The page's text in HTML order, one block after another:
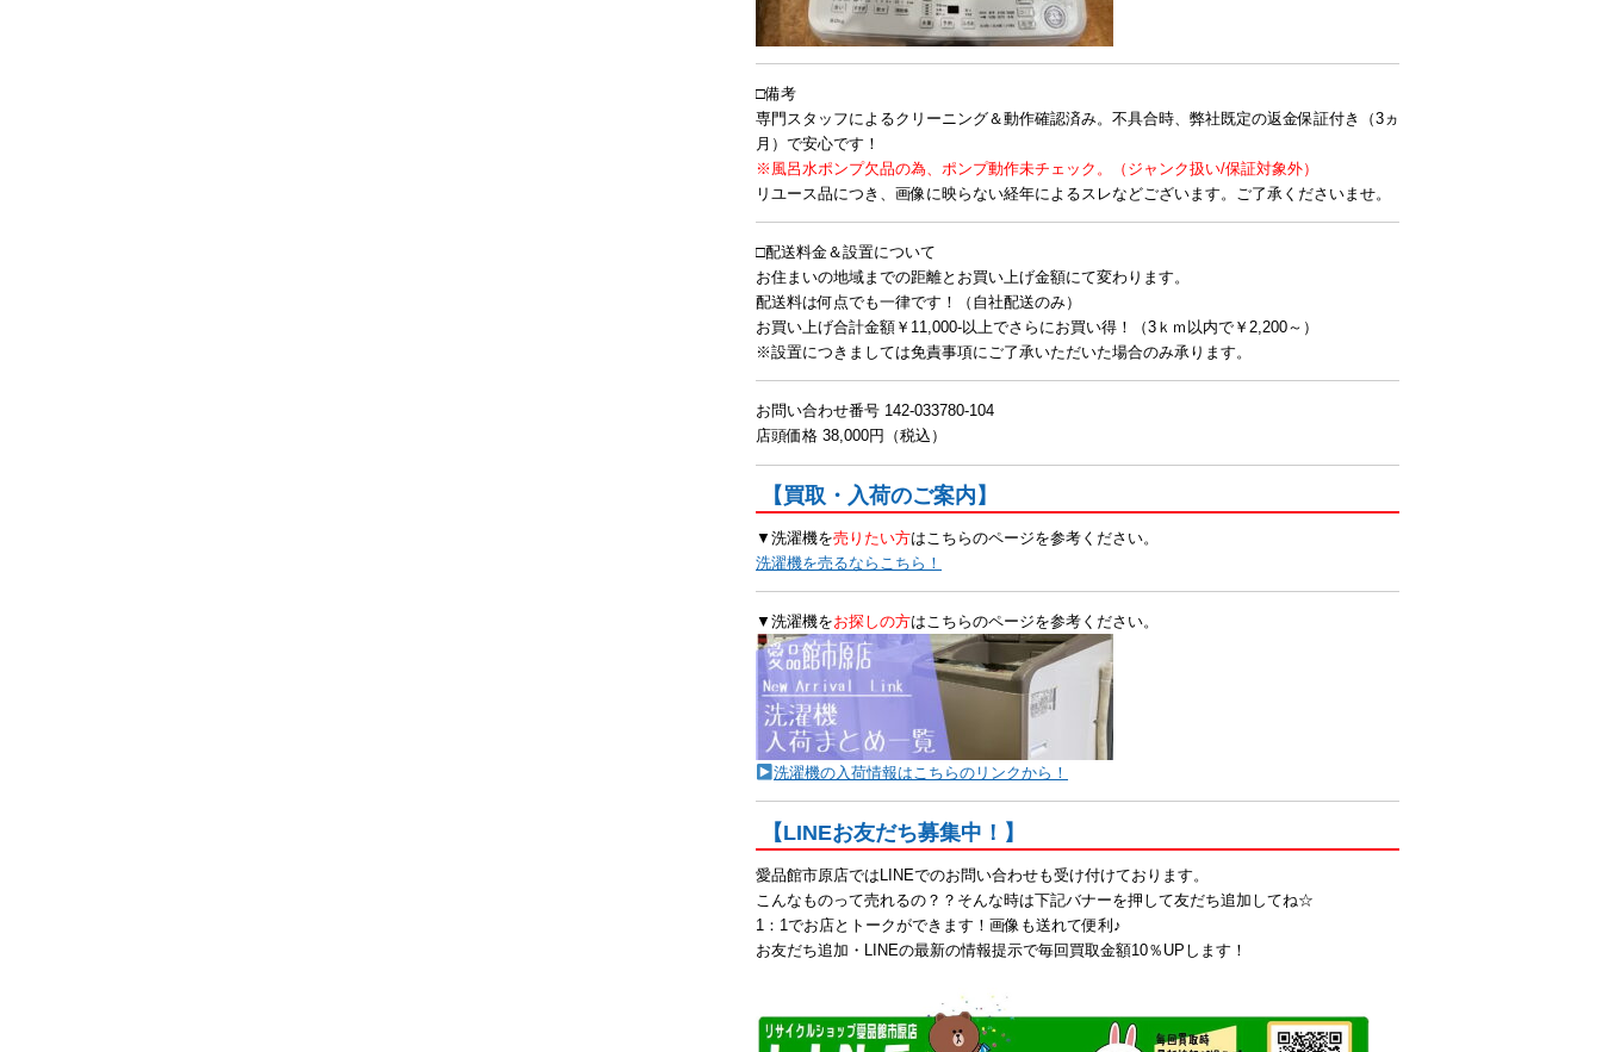
□備考
専門スタッフによるクリーニング＆動作確認済み。不具合時、弊社既定の返金保証付き（3ヵ
月）で安心です！
※風呂水ポンプ欠品の為、ポンプ動作未チェック。（ジャンク扱い/保証対象外）
リユース品につき、画像に映らない経年によるスレなどございます。ご了承くださいませ。
□配送料金＆設置について
お住まいの地域までの距離とお買い上げ金額にて変わります。
配送料は何点でも一律です！（自社配送のみ）
お買い上げ合計金額￥11,000-以上でさらにお買い得！（3ｋｍ以内で￥2,200～）
※設置につきましては免責事項にご了承いただいた場合のみ承ります。
お問い合わせ番号 142-033780-104
店頭価格 38,000円（税込）
【買取・入荷のご案内】
▼洗濯機を売りたい方はこちらのページを参考ください。
洗濯機を売るならこちら！
▼洗濯機をお探しの方はこちらのページを参考ください。
洗濯機の入荷情報はこちらのリンクから！
【LINEお友だち募集中！】
愛品館市原店ではLINEでのお問い合わせも受け付けております。
こんなものって売れるの？？そんな時は下記バナーを押して友だち追加してね☆
1：1でお店とトークができます！画像も送れて便利♪
お友だち追加・LINEの最新の情報提示で毎回買取金額10％UPします！